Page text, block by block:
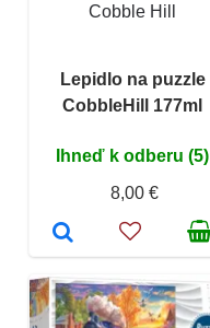
Cobble Hill
Lepidlo na puzzle
CobbleHill 177ml
Ihneď k odberu (5)
8,00 €